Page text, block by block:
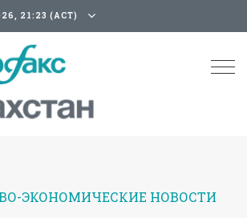
21:23 (АСТ)
ЭКОНОМИЧЕСКИЕ НОВОСТИ